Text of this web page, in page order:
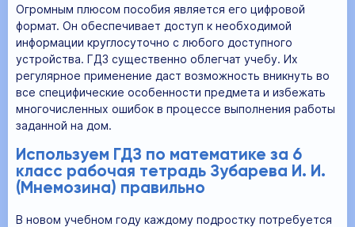
Огромным плюсом пособия является его цифровой
формат. Он обеспечивает доступ к необходимой
информации круглосуточно с любого доступного
устройства. ГДЗ существенно облегчат учебу. Их
регулярное применение даст возможность вникнуть во
все специфические особенности предмета и избежать
многочисленных ошибок в процессе выполнения работы
заданной на дом.
Используем ГДЗ по математике за 6
класс рабочая тетрадь Зубарева И. И.
(Мнемозина) правильно
В новом учебном году каждому подростку потребуется